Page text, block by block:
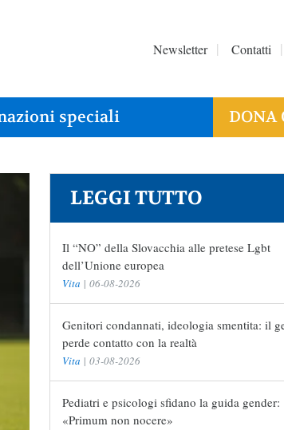
Newsletter Contatti
speciali DONA
LEGGI TUTTO
Il “NO” della Slovacchia alle pretese Lgbt
dell’Unione europea
Vita | 06-08-2026
Genitori condannati, ideologia smentita: il
perde contatto con la realtà
Vita | 03-08-2026
Pediatri e psicologi sfidano la guida gender:
«Primum non nocere»